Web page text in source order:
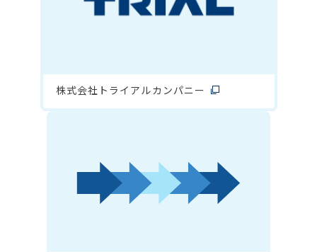
株式会社トライアルカンパニー